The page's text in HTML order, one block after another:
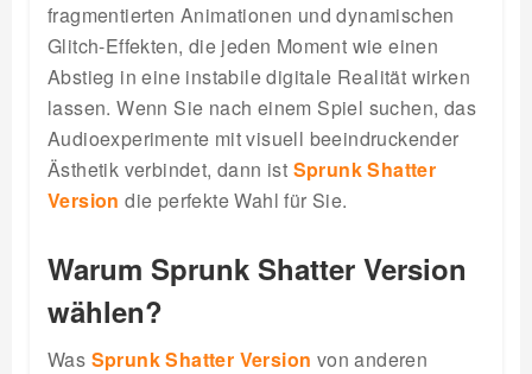
fragmentierten Animationen und dynamischen
Glitch-Effekten, die jeden Moment wie einen
Abstieg in eine instabile digitale Realität wirken
lassen. Wenn Sie nach einem Spiel suchen, das
Audioexperimente mit visuell beeindruckender
Ästhetik verbindet, dann ist Sprunk Shatter
Version die perfekte Wahl für Sie.
Warum Sprunk Shatter Version
wählen?
Was Sprunk Shatter Version von anderen